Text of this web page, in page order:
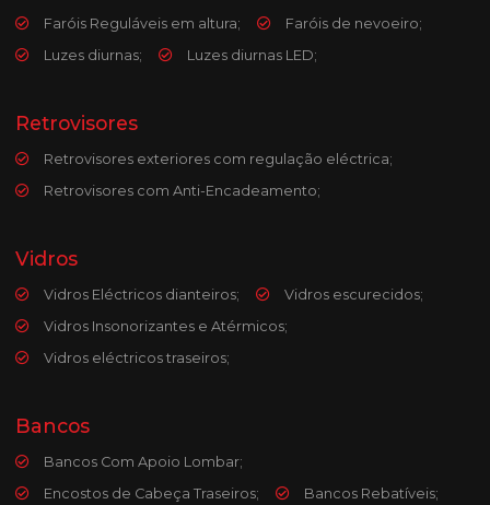
Faróis Reguláveis em altura;
Faróis de nevoeiro;
Luzes diurnas;
Luzes diurnas LED;
Retrovisores
Retrovisores exteriores com regulação eléctrica;
Retrovisores com Anti-Encadeamento;
Vidros
Vidros Eléctricos dianteiros;
Vidros escurecidos;
Vidros Insonorizantes e Atérmicos;
Vidros eléctricos traseiros;
Bancos
Bancos Com Apoio Lombar;
Encostos de Cabeça Traseiros;
Bancos Rebatíveis;